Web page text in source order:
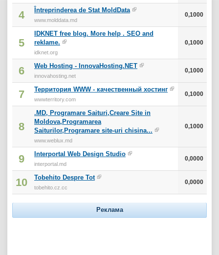
4 Întreprinderea de Stat MoldData
www.molddata.md
0,1000
5
IDKNET free blog. More help . SEO and
reklame.
idknet.org
0,1000
6 Web Hosting - InnovaHosting.NET
innovahosting.net
0,1000
7 Территория WWW - качественный хостинг
wwwterritory.com
0,1000
8
.MD, Programare Saituri,Creare Site in
Moldova,Programarea
Saiturilor,Programare site-uri chisina...
www.weblux.md
0,1000
9 Interportal Web Design Studio
interportal.md
0,0000
10 Tobehito Despre Tot
tobehito.cz.cc
0,0000
Реклама